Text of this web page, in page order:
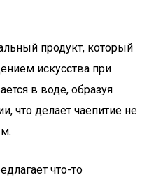
продукт, который
искусства при
в воде, образуя
что делает чаепитие не
что-то